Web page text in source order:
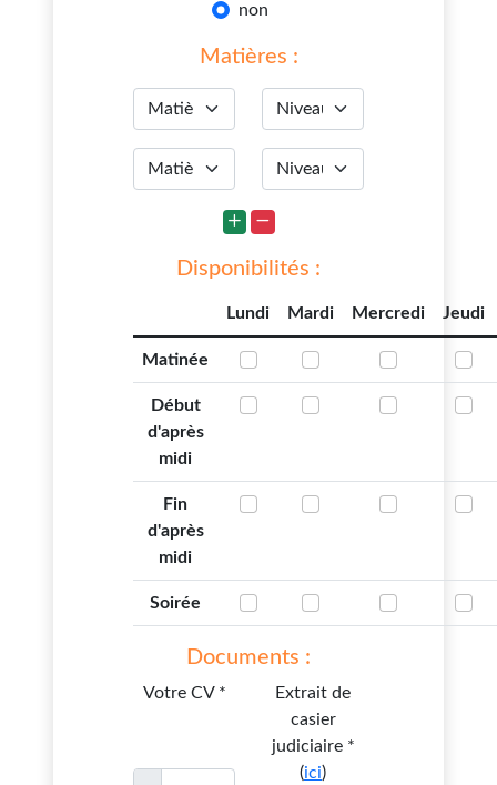
non
Matières :
Disponibilités :
Lundi Mardi Mercredi Jeudi
Matinée
Début
d'après
midi
Fin
d'après
midi
Soirée
Documents :
Votre CV *
Extrait de
casier
judiciaire *
(ici)